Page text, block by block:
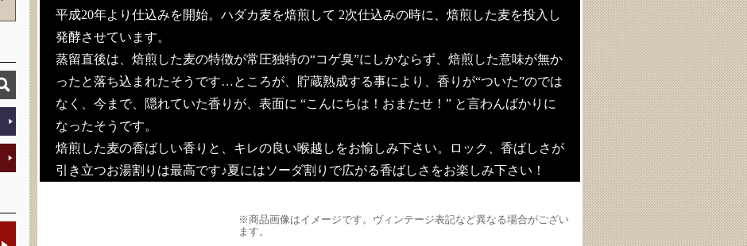
平成20年より仕込みを開始。ハダカ麦を焙煎して 2次仕込みの時に、焙煎した麦を投入し
発酵させています。
蒸留直後は、焙煎した麦の特徴が常圧独特の“コゲ臭”にしかならず、焙煎した意味が無か
ったと落ち込まれたそうです…ところが、貯蔵熟成する事により、香りが“ついた”のでは
なく、今まで、隠れていた香りが、表面に “こんにちは！おまたせ！” と言わんばかりに
なったそうです。
焙煎した麦の香ばしい香りと、キレの良い喉越しをお愉しみ下さい。ロック、香ばしさが
引き立つお湯割りは最高です♪夏にはソーダ割りで広がる香ばしさをお楽しみ下さい！
※商品画像はイメージです。ヴィンテージ表記など異なる場合がござい
ます。